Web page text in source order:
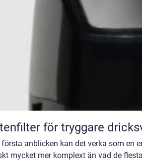
för tryggare
första anblicken kan det verka som en
mycket mer komplext än vad de